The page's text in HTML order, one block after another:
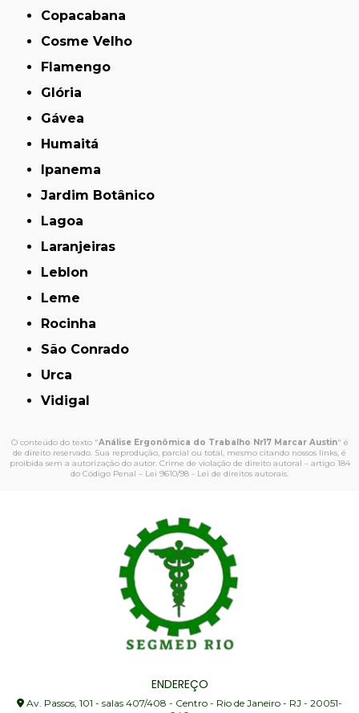
Copacabana
Cosme Velho
Flamengo
Glória
Gávea
Humaitá
Ipanema
Jardim Botânico
Lagoa
Laranjeiras
Leblon
Leme
Rocinha
São Conrado
Urca
Vidigal
O conteúdo do texto "Análise Ergonômica do Trabalho Nr17 Marcar Austin" é
de direito reservado. Sua reprodução, parcial ou total, mesmo citando nossos links, é
proibida sem a autorização do autor. Crime de violação de direito autoral – artigo 184
do Código Penal – Lei 9610/98 - Lei de direitos autorais.
ENDEREÇO
Av. Passos, 101 - salas 407/408 - Centro - Rio de Janeiro - RJ - 20051-